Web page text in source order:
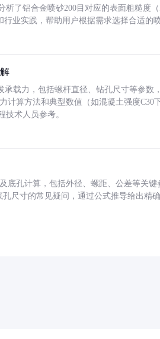
了铝合金喷砂200目对应的表面粗糙度
业实践，帮助用户根据需求选择合适的
载力，包括螺杆直径、钻孔尺寸等参数
计算方法和典型数值（如混凝土强度C30
技术人员参考。
底孔计算，包括外径、螺距、公差等关
孔尺寸的常见疑问，通过公式推导给出精